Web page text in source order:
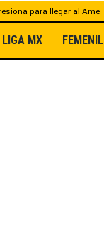
para llegar al Ame
LIGA MX FEMENIL